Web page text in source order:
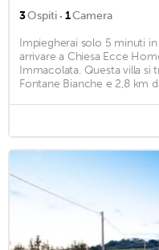
3Ospiti · 1Camera
Impiegherai solo 5 minuti
arrivare a Chiesa Ecce
Immacolata. Questa villa si
Fontane Bianche e 2,8 km